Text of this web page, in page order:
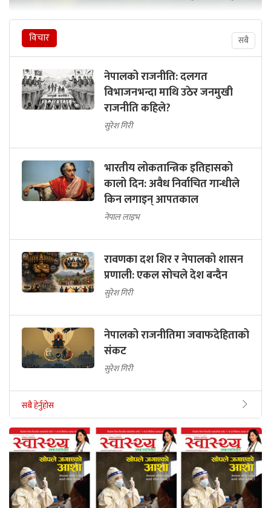
विचार सबै
नेपालको राजनीति: दलगत
विभाजनभन्दा माथि उठेर जनमुखी
राजनीति कहिले?
सुरेश गिरी
भारतीय लोकतान्त्रिक इतिहासको
कालो दिन: अवैध निर्वाचित गान्धीले
किन लगाइन् आपतकाल
नेपाल लाइभ
रावणका दश शिर र नेपालको शासन
प्रणाली: एकल सोचले देश बन्दैन
सुरेश गिरी
नेपालको राजनीतिमा जवाफदेहिताको
संकट
सुरेश गिरी
सबै हेर्नुहोस